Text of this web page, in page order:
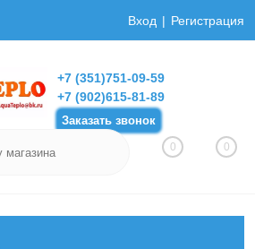
Вход Регистрация
+7 (351)751-09-59
+7 (902)615-81-89
Заказать звонок
0 0